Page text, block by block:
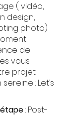
( vidéo,
design,
photo)
de
vous
projet
: Let’s
: Post-